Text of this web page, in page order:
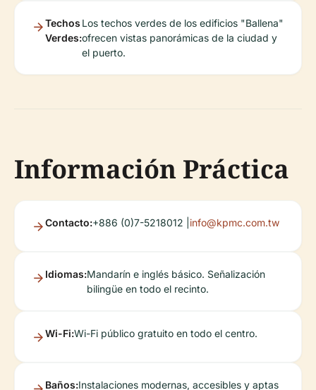
Techos
Verdes:
Los techos verdes de los edificios "Ballena"
ofrecen vistas panorámicas de la ciudad y
el puerto.
Información Práctica
Contacto:+886 (0)7-5218012 | info@kpmc.com.tw
Idiomas:Mandarín e inglés básico. Señalización
bilingüe en todo el recinto.
Wi-Fi:Wi-Fi público gratuito en todo el centro.
Baños:Instalaciones modernas, accesibles y aptas